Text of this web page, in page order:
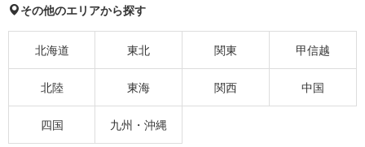
その他のエリアから探す
北海道 東北 関東 甲信越
北陸 東海 関西 中国
四国 九州・沖縄